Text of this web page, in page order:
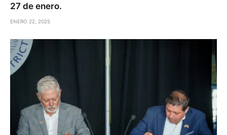
27 de enero.
ENERO 22, 2025